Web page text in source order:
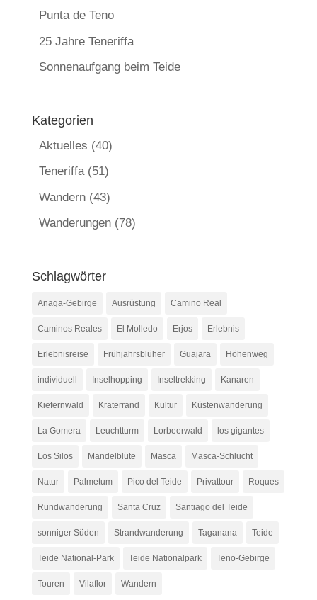
Punta de Teno
25 Jahre Teneriffa
Sonnenaufgang beim Teide
Kategorien
Aktuelles (40)
Teneriffa(51)
Wandern(43)
Wanderungen(78)
Schlagwörter
Anaga-Gebirge Ausrüstung Camino Real
Caminos Reales El Molledo Erjos Erlebnis
Erlebnisreise Frühjahrsblüher Guajara Höhenweg
individuell Inselhopping Inseltrekking Kanaren
Kiefernwald Kraterrand Kultur Küstenwanderung
La Gomera Leuchtturm Lorbeerwald los gigantes
Los Silos Mandelblüte Masca Masca-Schlucht
Natur Palmetum Pico del Teide Privattour Roques
Rundwanderung Santa Cruz Santiago del Teide
sonniger Süden Strandwanderung Taganana Teide
Teide National-Park Teide Nationalpark Teno-Gebirge
Touren Vilaflor Wandern